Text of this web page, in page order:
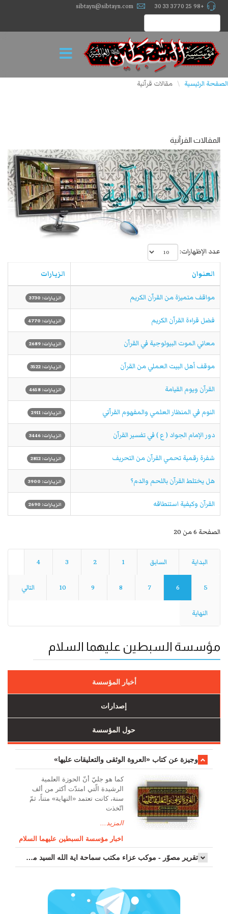
+98 25 3770 33 30
sibtayn@sibtayn.com
الصفحة الرئيسية \ مقالات قرآنیة
المقالات القرآنية
عدد الإظهارات:
العنوان الزيارات
مواقف متميزة من القرآن الكريم الزيارات: 3730
فضل قراءة القرآن الكريم الزيارات: 4770
معاني الموت البيولوجية في القرآن الزيارات: 2689
موقف أهل البيت العملي من القرآن الزيارات: 3522
القرآن ويوم القيامة الزيارات: 4658
النوم في المنظار العلمي والمفهوم القرآني الزيارات: 2911
دور الإمام الجواد ( ع ) في تفسير القرآن الزيارات: 3446
شفرة رقمية تحمي القرآن من التحريف الزيارات: 2812
هل يختلط القرآن باللحم والدم؟ الزيارات: 3900
القرآن وكيفية استنطاقه الزيارات: 2690
الصفحة 6 من 20
البداية السابق 1
2
3
4
5
6
7
8
9
10 التالي
النهاية
مؤسسة السبطين عليهما السلام
أخبار المؤسسة
إصدارات
حول المؤسسة
وجیزة عن کتاب «العروة الوثقی والتعلیقات علیها»
کما هو جليّ أنّ الحوزة العلمیة
الرشیدة الّتي امتدّت أكثر من ألف
سنة، كانت تعتمد «النهاية» متناً، ثمّ
اتّخذت
المزيد...
اخبار مؤسسة السبطين عليهما السلام
تقرير مصوّر - موكب عزاء مکتب سماحة اية الله السيد مرتضى الموسوي الاصفهاني في يوم إستشهاد السيدة فاطم...